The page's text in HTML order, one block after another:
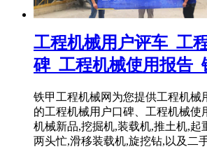
工程机械用户评车_工
碑_工程机械使用报告_
铁甲工程机械网为您提供工程机械
的工程机械用户口碑、工程机械使
机械新品,挖掘机,装载机,推土机,起
两头忙,滑移装载机,旋挖钻,以及二